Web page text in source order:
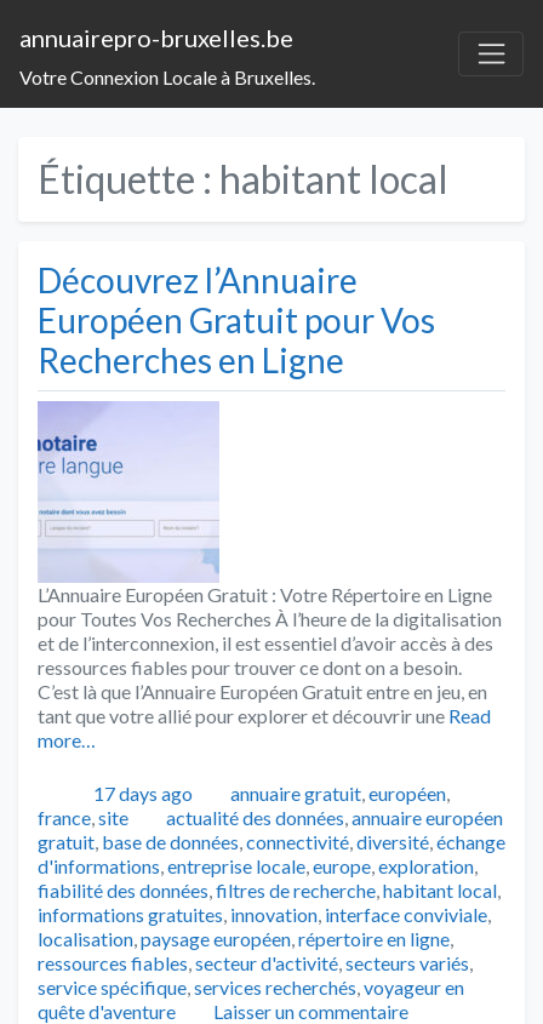
annuairepro-bruxelles.be
Votre Connexion Locale à Bruxelles.
Étiquette : habitant local
Découvrez l’Annuaire
Européen Gratuit pour Vos
Recherches en Ligne
L’Annuaire Européen Gratuit : Votre Répertoire en Ligne
pour Toutes Vos Recherches À l’heure de la digitalisation
et de l’interconnexion, il est essentiel d’avoir accès à des
ressources fiables pour trouver ce dont on a besoin.
C’est là que l’Annuaire Européen Gratuit entre en jeu, en
tant que votre allié pour explorer et découvrir une Read
more…
Publié17 days ago Catégories
annuaire gratuit,européen,
france,site Tags
actualité des données,annuaire européen
gratuit, base de données,connectivité,diversité,échange
d'informations,entreprise locale,europe,exploration,
fiabilité des données,filtres de recherche,habitant local,
informations gratuites, innovation, interface conviviale,
localisation,paysage européen,répertoire en ligne,
ressources fiables,secteur d'activité,secteurs variés,
service spécifique,services recherchés,voyageur en
quête d'aventure
Laisser un commentaire